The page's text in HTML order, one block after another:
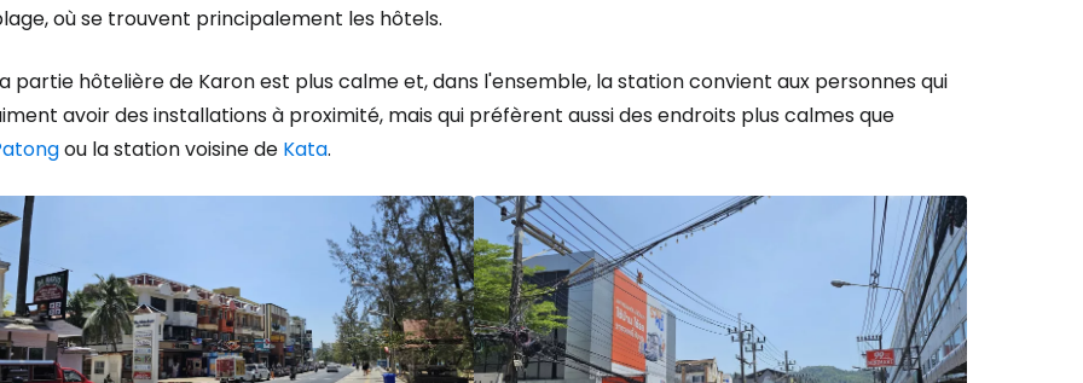
où se trouvent principalement les hôtels.
partie hôtelière de Karon est plus calme et, dans l'ensemble, la station convient aux personnes qui
avoir des installations à proximité, mais qui préfèrent aussi des endroits plus calmes que
ou la station voisine de Kata.
Poursuivre avec le courrier électronique